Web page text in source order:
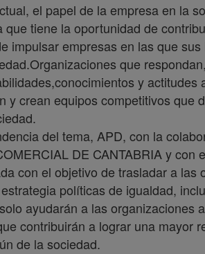
el papel de la empresa en la
que tiene la oportunidad de
impulsar empresas en las que
que
y
y crean equipos competitivos que
del tema, APD, con la
DE CANTABRIA y con
con el objetivo de trasladar a las
políticas de igualdad,
ayudarán a las organizaciones
contribuirán a lograr una mayor
de la sociedad.